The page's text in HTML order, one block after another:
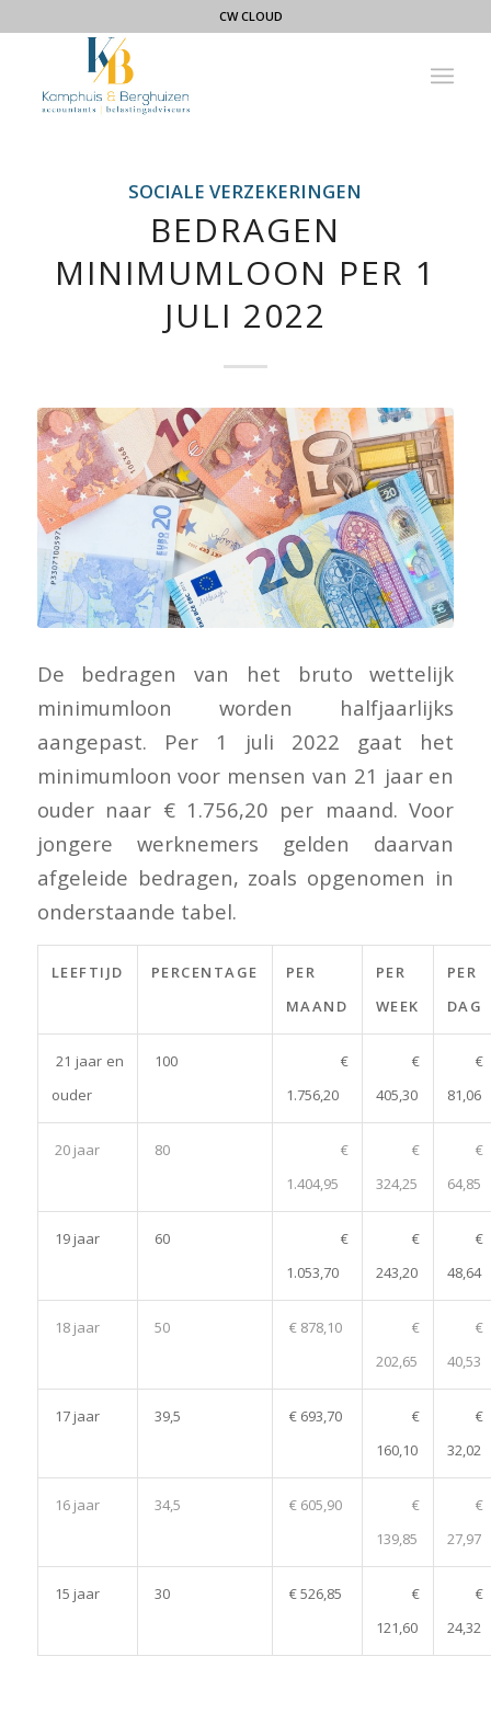
CW CLOUD
SOCIALE VERZEKERINGEN
BEDRAGEN
MINIMUMLOON PER 1
JULI 2022
De bedragen van het bruto wettelijk
minimumloon worden halfjaarlijks
aangepast. Per 1 juli 2022 gaat het
minimumloon voor mensen van 21 jaar en
ouder naar € 1.756,20 per maand. Voor
jongere werknemers gelden daarvan
afgeleide bedragen, zoals opgenomen in
onderstaande tabel.
LEEFTIJD PERCENTAGE
PER
MAAND
PER
WEEK
PER
DAG
21 jaar en
ouder
100
€
1.756,20
€
405,30
€
81,06
20 jaar 80
€
1.404,95
€
324,25
€
64,85
19 jaar 60
€
1.053,70
€
243,20
€
48,64
18 jaar 50 € 878,10
€
202,65
€
40,53
17 jaar 39,5 € 693,70
€
160,10
€
32,02
16 jaar 34,5 € 605,90
€
139,85
€
27,97
15 jaar 30 € 526,85
€
121,60
€
24,32